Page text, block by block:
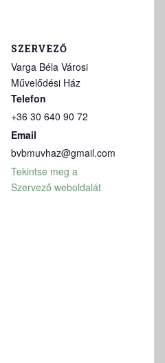
SZERVEZŐ
Varga Béla Városi
Művelődési Ház
Telefon
+36 30 640 90 72
Email
bvbmuvhaz@gmail.com
Tekintse meg a
Szervező weboldalát